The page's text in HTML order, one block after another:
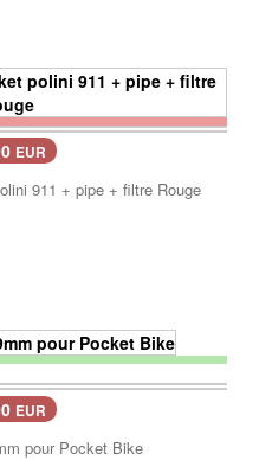
EUR
911 + pipe + filtre Rouge
EUR
pour Pocket Bike